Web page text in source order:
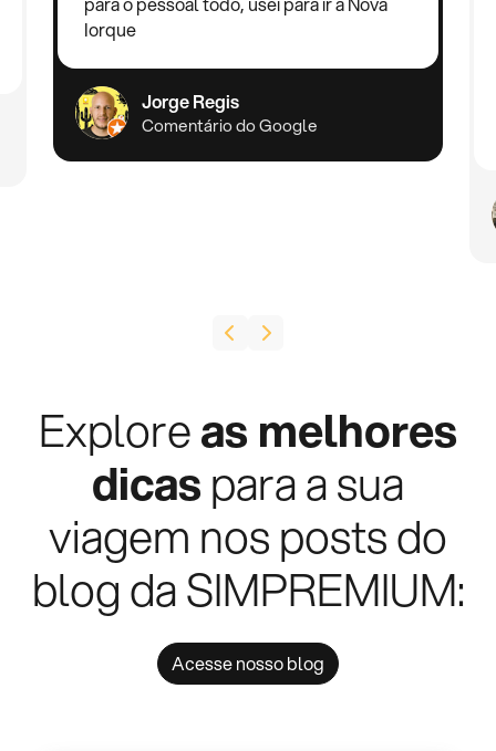
Iorque
Jorge Regis
Comentário do Google
Exploreas melhores
dicaspara a sua
viagem nos posts do
blog da SIMPREMIUM:
Acesse nosso blog